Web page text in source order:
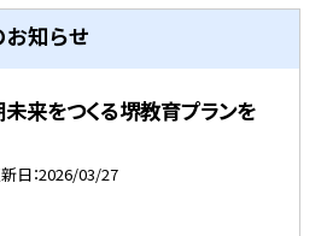
知らせ
をつくる堺教育プランを
日 2026/03/27